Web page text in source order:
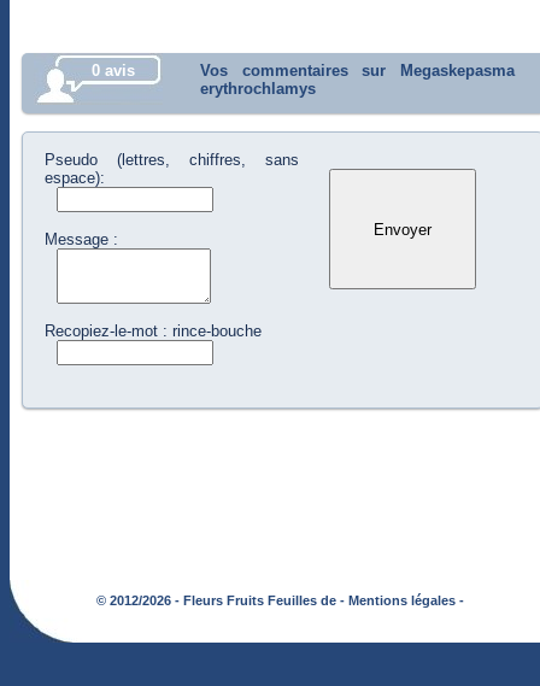
0 avis
Vos commentaires sur Megaskepasma
erythrochlamys
Pseudo (lettres, chiffres, sans
espace):
Message :
Recopiez-le-mot : rince-bouche
© 2012/2026 - Fleurs Fruits Feuilles de - Mentions légales -